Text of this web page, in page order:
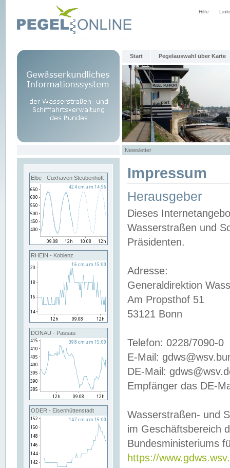
Hilfe
Start Pegelauswahl über Karte
Newsletter
Elbe - Cuxhaven Steubenhöft
RHEIN - Koblenz
DONAU - Passau
ODER - Eisenhüttenstadt
Impressum
Herausgeber
Dieses
Wasserstraßen und
Präsidenten.
Adresse:
Generaldirektion
Am Propsthof 51
53121 Bonn
Telefon: 0228/7090-0
E-Mail:
DE-Mail:
Empfänger das DE-
Wasserstraßen- und
im Geschäftsbereich
Bundesministeriums
https://